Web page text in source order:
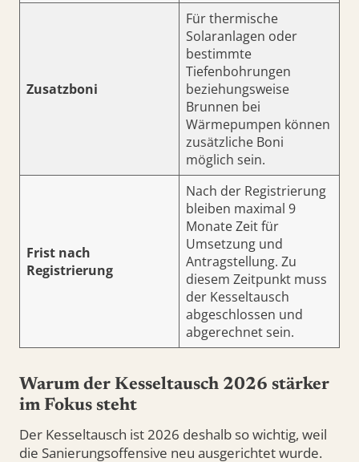
Zusatzboni
Für thermische
Solaranlagen oder
bestimmte
Tiefenbohrungen
beziehungsweise
Brunnen bei
Wärmepumpen können
zusätzliche Boni
möglich sein.
Frist nach
Registrierung
Nach der Registrierung
bleiben maximal 9
Monate Zeit für
Umsetzung und
Antragstellung. Zu
diesem Zeitpunkt muss
der Kesseltausch
abgeschlossen und
abgerechnet sein.
Warum der Kesseltausch 2026 stärker
im Fokus steht
Der Kesseltausch ist 2026 deshalb so wichtig, weil
die Sanierungsoffensive neu ausgerichtet wurde.